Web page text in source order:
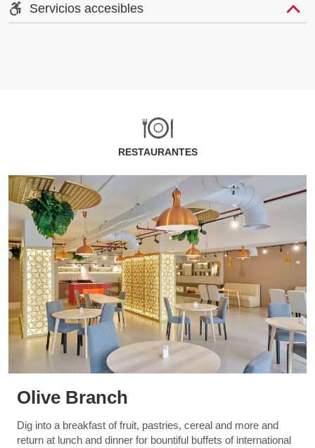
Servicios accesibles
RESTAURANTES
Olive Branch
Dig into a breakfast of fruit, pastries, cereal and more and
return at lunch and dinner for bountiful buffets of international